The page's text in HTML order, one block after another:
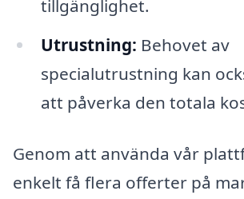
tillgänglighet.
Utrustning: Behovet av
specialutrustning kan
att påverka den totala
Genom att använda vår
enkelt få flera offerter på